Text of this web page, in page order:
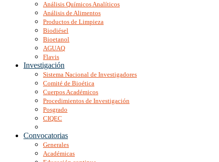
Análisis Químicos Analíticos
Análisis de Alimentos
Productos de Limpieza
Biodiésel
Bioetanol
AGUAQ
Flavis
Investigación
Sistema Nacional de Investigadores
Comité de Bioética
Cuerpos Académicos
Procedimientos de Investigación
Posgrado
CIQEC
Convocatorias
Generales
Académicas